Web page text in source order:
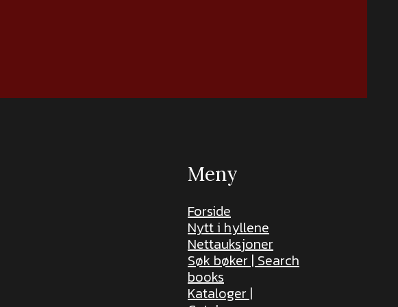
Meny
Forside
Nytt i hyllene
Nettauksjoner
Søk bøker | Search
books
Kataloger |